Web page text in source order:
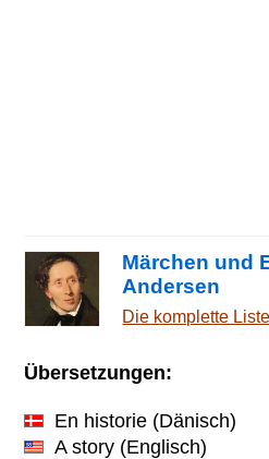
Märchen und
Andersen
Die komplette
Übersetzungen:
En historie (Dänisch)
A story (Englisch)